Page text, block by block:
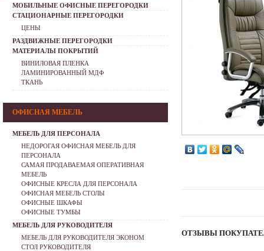
ОТЗЫВЫ
МОБИЛЬНЫЕ ОФИСНЫЕ ПЕРЕГОРОДКИ
СТАЦИОНАРНЫЕ ПЕРЕГОРОДКИ
ЦЕНЫ
РАЗДВИЖНЫЕ ПЕРЕГОРОДКИ
МАТЕРИАЛЫ ПОКРЫТИЙ
ВИНИЛОВАЯ ПЛЕНКА
ЛАМИНИРОВАННЫЙ МДФ
ТКАНЬ
ОФИСНАЯ МЕБЕЛЬ
МЕБЕЛЬ ДЛЯ ПЕРСОНАЛА
НЕДОРОГАЯ ОФИСНАЯ МЕБЕЛЬ ДЛЯ
ПЕРСОНАЛА
САМАЯ ПРОДАВАЕМАЯ ОПЕРАТИВНАЯ
МЕБЕЛЬ
ОФИСНЫЕ КРЕСЛА ДЛЯ ПЕРСОНАЛА
ОФИСНАЯ МЕБЕЛЬ СТОЛЫ
ОФИСНЫЕ ШКАФЫ
ОФИСНЫЕ ТУМБЫ
МЕБЕЛЬ ДЛЯ РУКОВОДИТЕЛЯ
МЕБЕЛЬ ДЛЯ РУКОВОДИТЕЛЯ ЭКОНОМ
СТОЛ РУКОВОДИТЕЛЯ